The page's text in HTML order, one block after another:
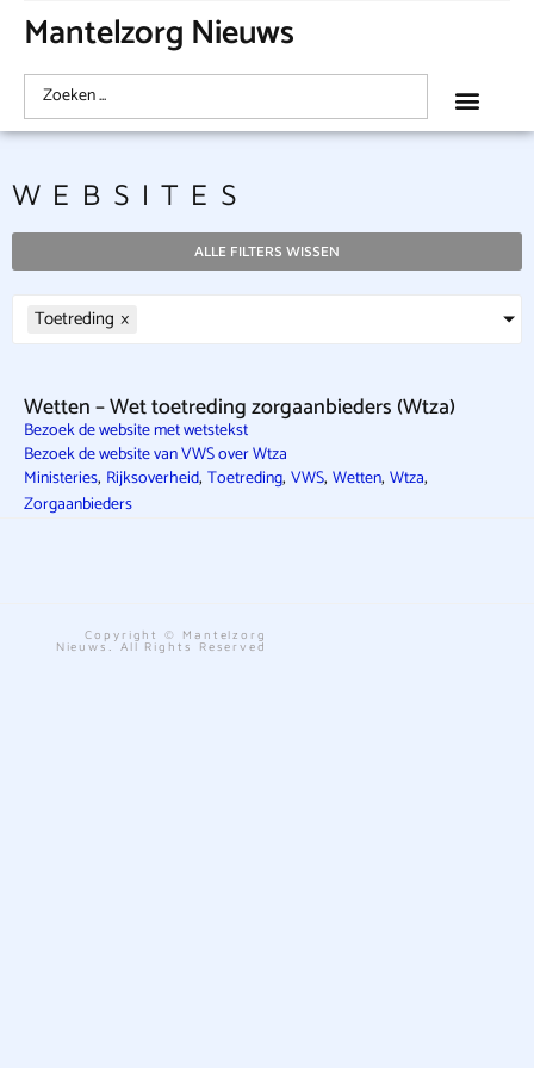
Mantelzorg Nieuws
WEBSITES
ALLE FILTERS WISSEN
Toetreding ×
Wetten – Wet toetreding zorgaanbieders (Wtza)
Bezoek de website met wetstekst
Bezoek de website van VWS over Wtza
Ministeries, Rijksoverheid, Toetreding, VWS, Wetten, Wtza,
Zorgaanbieders
Copyright © Mantelzorg
Nieuws. All Rights Reserved